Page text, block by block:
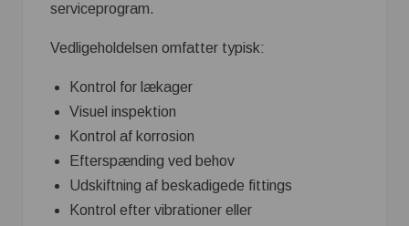
serviceprogram.
Vedligeholdelsen omfatter typisk:
Kontrol for lækager
Visuel inspektion
Kontrol af korrosion
Efterspænding ved behov
Udskiftning af beskadigede fittings
Kontrol efter vibrationer eller